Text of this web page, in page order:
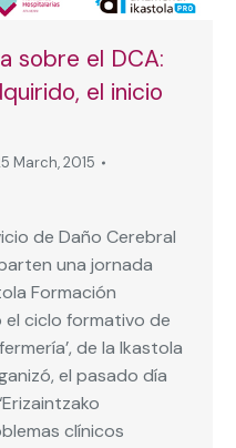
sobre el DCA:
el inicio
March, 2015
de Daño Cerebral
una jornada
Formación
ciclo formativo de
de la Ikastola
el pasado día
clínicos